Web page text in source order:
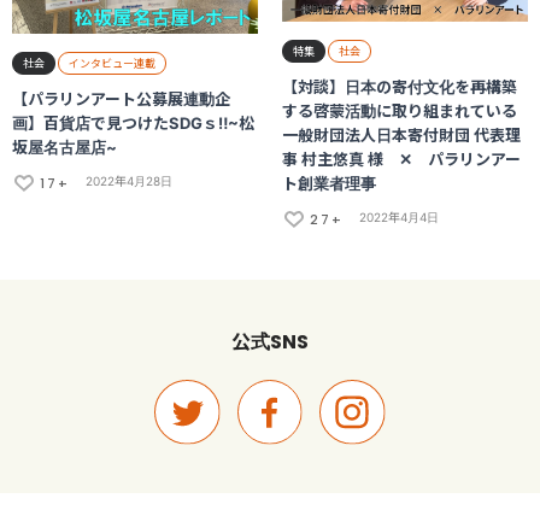
社会 インタビュー連載
【パラリンアート公募展連動企
画】百貨店で見つけたSDGｓ‼~松
坂屋名古屋店~
17+
2022年4月28日
特集 社会
【対談】日本の寄付文化を再構築
する啓蒙活動に取り組まれている
一般財団法人日本寄付財団 代表理
事 村主悠真 様 ✕ パラリンアー
ト創業者理事
27+
2022年4月4日
公式SNS